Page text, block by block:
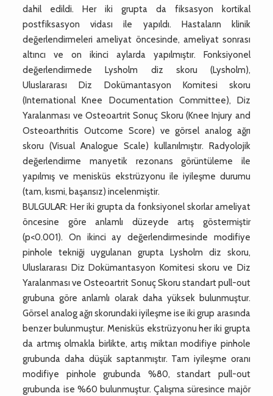
dahil edildi. Her iki grupta da fiksasyon kortikal
postfiksasyon vidası ile yapıldı. Hastaların klinik
değerlendirmeleri ameliyat öncesinde, ameliyat sonrası
altıncı ve on ikinci aylarda yapılmıştır. Fonksiyonel
değerlendirmede Lysholm diz skoru (Lysholm),
Uluslararası Diz Dokümantasyon Komitesi skoru
(International Knee Documentation Committee), Diz
Yaralanması ve Osteoartrit Sonuç Skoru (Knee Injury and
Osteoarthritis Outcome Score) ve görsel analog ağrı
skoru (Visual Analogue Scale) kullanılmıştır. Radyolojik
değerlendirme manyetik rezonans görüntüleme ile
yapılmış ve menisküs ekstrüzyonu ile iyileşme durumu
(tam, kısmi, başarısız) incelenmiştir.
BULGULAR: Her iki grupta da fonksiyonel skorlar ameliyat
öncesine göre anlamlı düzeyde artış göstermiştir
(p<0.001). On ikinci ay değerlendirmesinde modifiye
pinhole tekniği uygulanan grupta Lysholm diz skoru,
Uluslararası Diz Dokümantasyon Komitesi skoru ve Diz
Yaralanması ve Osteoartrit Sonuç Skoru standart pull-out
grubuna göre anlamlı olarak daha yüksek bulunmuştur.
Görsel analog ağrı skorundaki iyileşme ise iki grup arasında
benzer bulunmuştur. Menisküs ekstrüzyonu her iki grupta
da artmış olmakla birlikte, artış miktarı modifiye pinhole
grubunda daha düşük saptanmıştır. Tam iyileşme oranı
modifiye pinhole grubunda %80, standart pull-out
grubunda ise %60 bulunmuştur. Çalışma süresince majör